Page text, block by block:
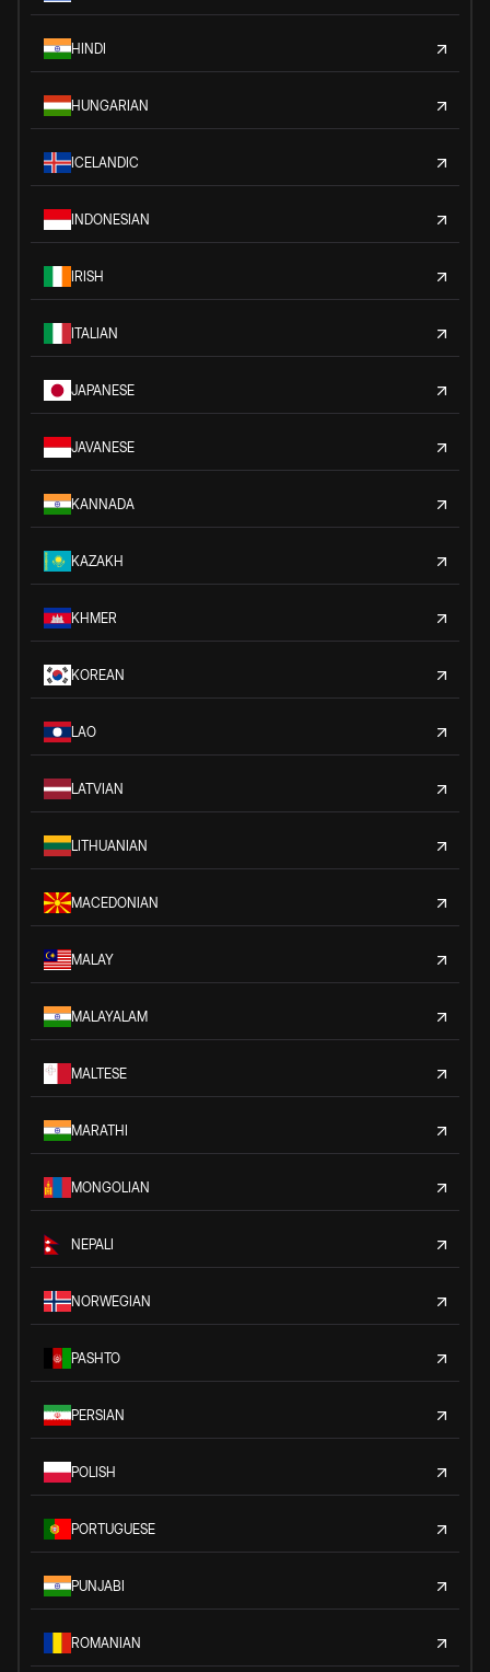
HINDI
HUNGARIAN
ICELANDIC
INDONESIAN
IRISH
ITALIAN
JAPANESE
JAVANESE
KANNADA
KAZAKH
KHMER
KOREAN
LAO
LATVIAN
LITHUANIAN
MACEDONIAN
MALAY
MALAYALAM
MALTESE
MARATHI
MONGOLIAN
NEPALI
NORWEGIAN
PASHTO
PERSIAN
POLISH
PORTUGUESE
PUNJABI
ROMANIAN